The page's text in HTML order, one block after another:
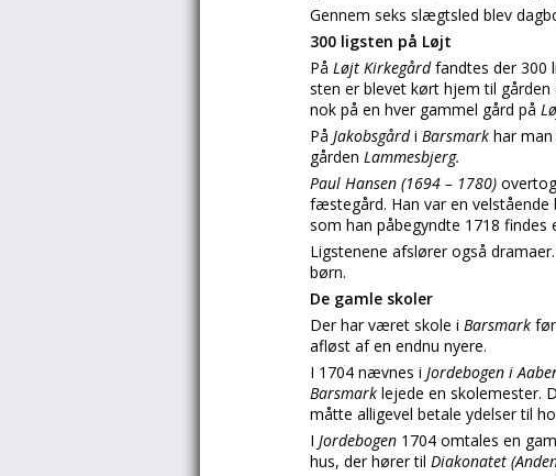
Gennem seks slægtsled blev
300 ligsten på Løjt
På Løjt Kirkegårdfandtes der 300
sten er blevet kørt hjem til
nok på en hver gammel gård på
På Jakobsgårdi Barsmark har
gården Lammesbjerg.
Paul Hansen (1694 – 1780)
fæstegård. Han var en
som han påbegyndte 1718 findes
Ligstenene afslører også
børn.
De gamle skoler
Der har været skole i Barsmark
afløst af en endnu nyere.
I 1704 nævnes i Jordebogen i
Barsmark lejede en skolemester.
måtte alligevel betale ydelser til
I Jordebogen 1704 omtales en
hus, der hører til Diakonatet